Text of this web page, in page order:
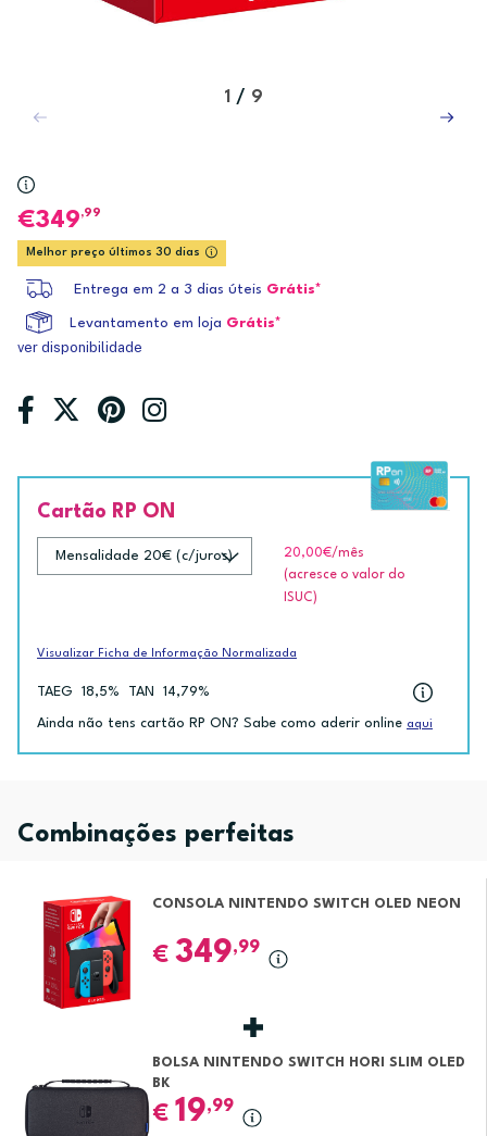
1 / 9
349,99
Melhor preço últimos 30 dias
Entrega em 2 a 3 dias úteis Grátis*
Levantamento em loja Grátis*
ver disponibilidade
Cartão RP ON
20,00€/mês
(acresce o valor do
ISUC)
Visualizar Ficha de Informação Normalizada
TAEG 18,5% TAN 14,79%
Ainda não tens cartão RP ON? Sabe como aderir online aqui
Combinações perfeitas
CONSOLA NINTENDO SWITCH OLED NEON
€ 349,99
BOLSA NINTENDO SWITCH HORI SLIM OLED
BK
€ 19,99